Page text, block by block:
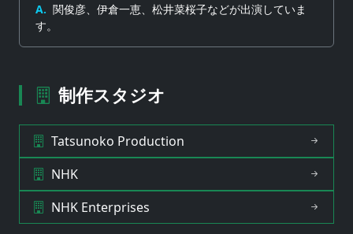
A. 関俊彦、伊倉一恵、松井菜桜子などが出演していま
す。
制作スタジオ
Tatsunoko Production
NHK
NHK Enterprises